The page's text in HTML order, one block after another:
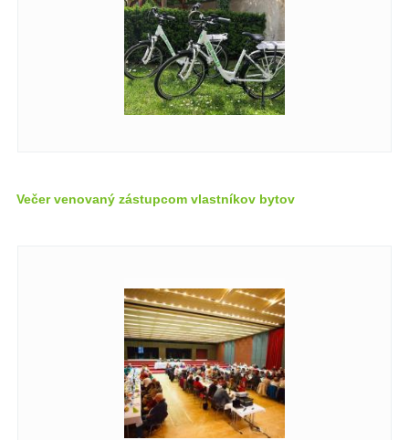
Večer venovaný zástupcom vlastníkov bytov